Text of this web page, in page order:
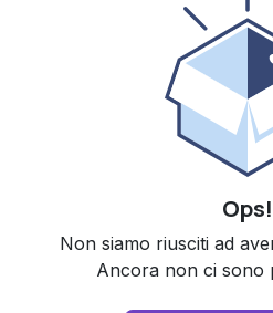
Ops!
Non siamo riusciti ad
Ancora non ci sono